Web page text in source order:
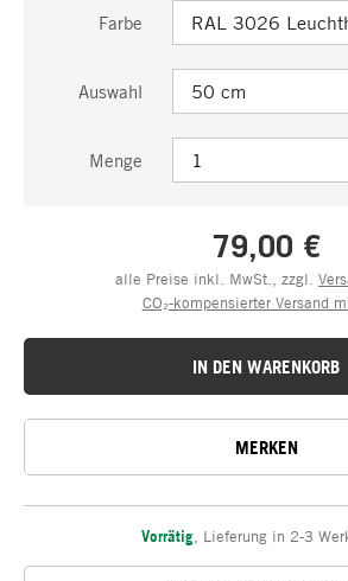
Farbe
Auswahl
Menge
79,00 €
alle Preise inkl. MwSt., zzgl.
CO₂-kompensierter Versand
IN DEN WARENKORB
MERKEN
Vorrätig Lieferung in 2-3